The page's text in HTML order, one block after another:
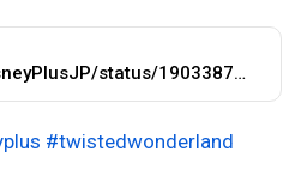
https://x.com/DisneyPlusJP/status/1903387427051557340
#twistedwonderland